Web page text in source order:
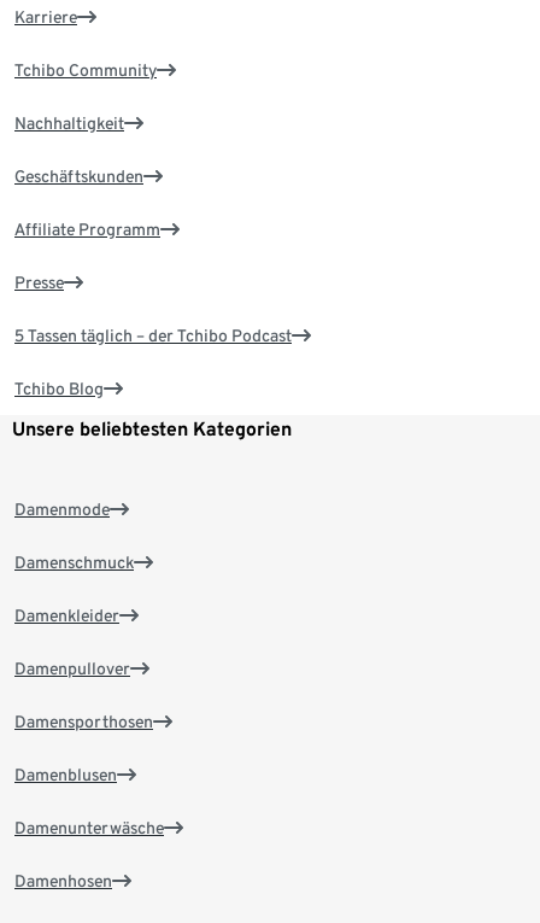
Karriere
Tchibo Community
Nachhaltigkeit
Geschäftskunden
Affiliate Programm
Presse
5 Tassen täglich – der Tchibo Podcast
Tchibo Blog
Unsere beliebtesten Kategorien
Damenmode
Damenschmuck
Damenkleider
Damenpullover
Damensporthosen
Damenblusen
Damenunterwäsche
Damenhosen